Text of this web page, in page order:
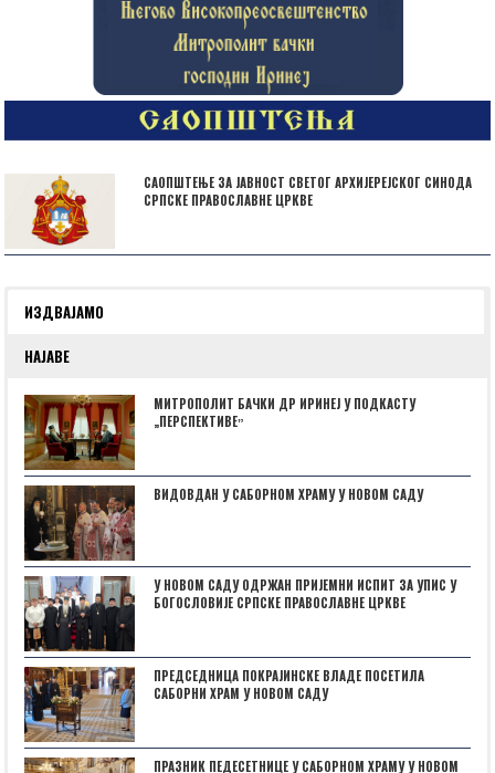
САОПШТЕЊЕ ЗА ЈАВНОСТ СВЕТОГ АРХИЈЕРЕЈСКОГ СИНОДА
СРПСКЕ ПРАВОСЛАВНЕ ЦРКВЕ
ИЗДВАЈАМО
НАЈАВЕ
МИТРОПОЛИТ БАЧКИ ДР ИРИНЕЈ У ПОДКАСТУ
„ПЕРСПЕКТИВЕˮ
ВИДОВДАН У САБОРНОМ ХРАМУ У НОВОМ САДУ
У НОВОМ САДУ ОДРЖАН ПРИЈЕМНИ ИСПИТ ЗА УПИС У
БОГОСЛОВИЈЕ СРПСКЕ ПРАВОСЛАВНЕ ЦРКВЕ
ПРЕДСЕДНИЦА ПОКРАЈИНСКЕ ВЛАДЕ ПОСЕТИЛА
САБОРНИ ХРАМ У НОВОМ САДУ
ПРАЗНИК ПЕДЕСЕТНИЦЕ У САБОРНОМ ХРАМУ У НОВОМ